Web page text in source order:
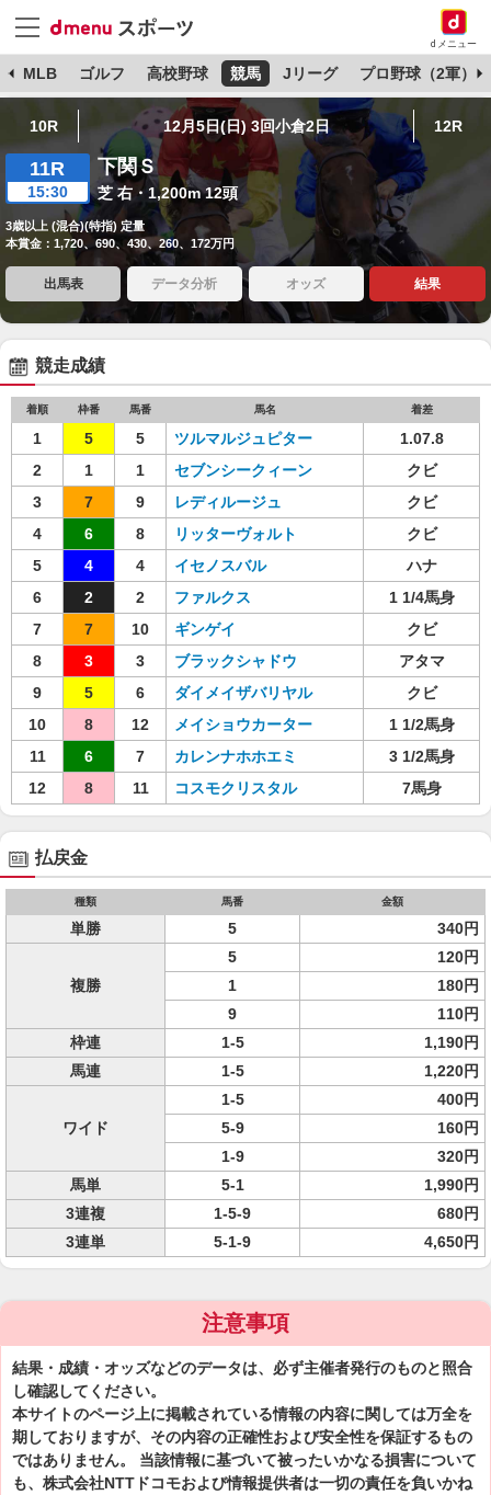
dメニュー
MLB ゴルフ 高校野球 競馬 Jリーグ プロ野球（2軍）
10R 12月5日(日) 3回小倉2日 12R
11R
15:30
下関Ｓ
芝 右・1,200m 12頭
3歳以上 (混合)(特指) 定量
本賞金：1,720、690、430、260、172万円
出馬表 データ分析 オッズ 結果
競走成績
着順 枠番 馬番 馬名 着差
1 5 5 ツルマルジュピター
1.07.8
2
1 1 セブンシークィーン
クビ
3
7 9 レディルージュ
クビ
4
6 8 リッターヴォルト
クビ
5
4 4 イセノスバル
ハナ
6
2 2 ファルクス
1 1/4馬身
7
7 10 ギンゲイ
クビ
8
3 3 ブラックシャドウ
アタマ
9
5 6 ダイメイザバリヤル
クビ
10
8 12 メイショウカーター
1 1/2馬身
11
6 7 カレンナホホエミ
3 1/2馬身
12
8 11 コスモクリスタル 7馬身
払戻金
種類 馬番 金額
単勝 5 340円
複勝
5
120円
1
180円
9
110円
枠連
1-5
1,190円
馬連
1-5 1,220円
ワイド
1-5
400円
5-9
160円
1-9
320円
馬単
5-1
1,990円
3連複
1-5-9
680円
3連単
5-1-9 4,650円
注意事項
結果・成績・オッズなどのデータは、必ず主催者発行のものと照合
し確認してください。
本サイトのページ上に掲載されている情報の内容に関しては万全を
期しておりますが、その内容の正確性および安全性を保証するもの
ではありません。 当該情報に基づいて被ったいかなる損害について
も、株式会社NTTドコモおよび情報提供者は一切の責任を負いかね